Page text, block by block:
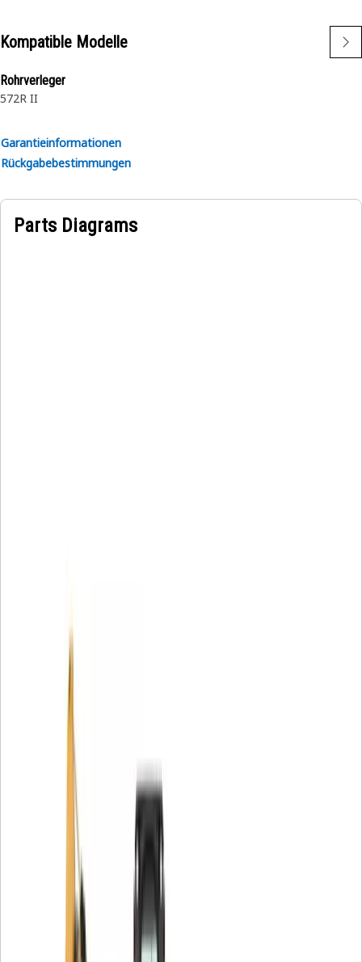
• Hitzebeständig
Anwendung:
Betriebsanleitung oder erhalten Sie von Ihrem lokalen Cat-
Händler.
Kompatible Modelle
Rohrverleger
572R II
Garantieinformationen
Rückgabebestimmungen
Parts Diagrams